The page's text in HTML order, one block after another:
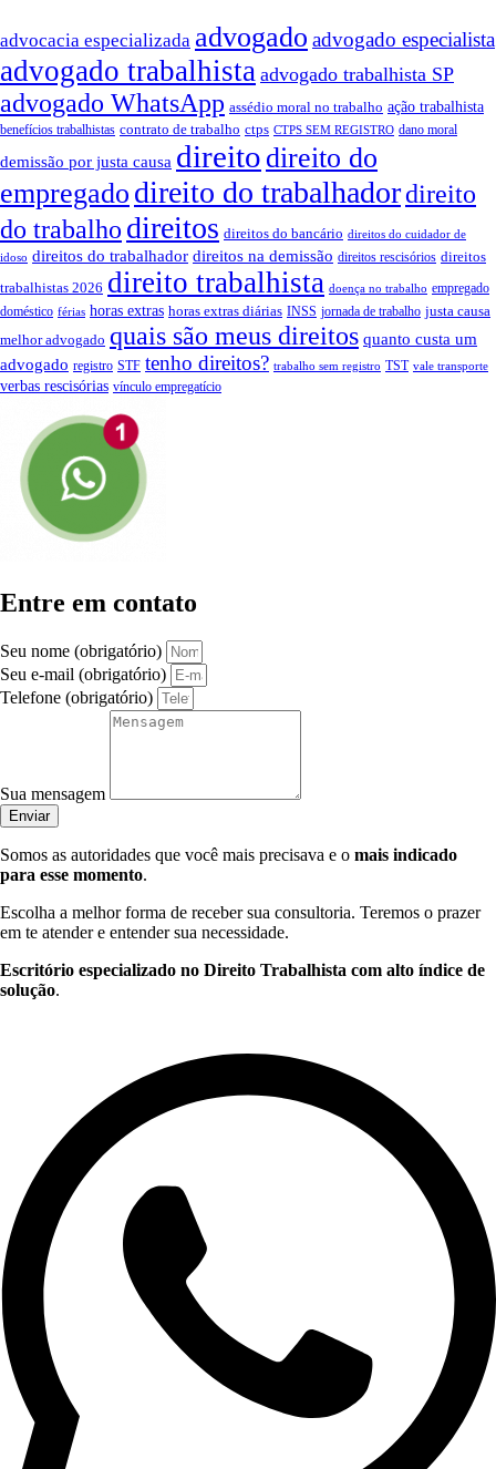
advocacia especializada advogado advogado especialista
advogado trabalhista advogado trabalhista SP
advogado WhatsApp assédio moral no trabalho ação trabalhista
benefícios trabalhistas contrato de trabalho ctps CTPS SEM REGISTRO dano moral
demissão por justa causa direito direito do
empregado direito do trabalhadordireito
do trabalho direitos direitos do bancário direitos do cuidador de
idoso direitos do trabalhador direitos na demissão direitos rescisórios direitos
trabalhistas 2026 direito trabalhista doença no trabalho empregado
doméstico férias horas extras horas extras diárias INSS jornada de trabalho justa causa
melhor advogado quais são meus direitos quanto custa um
advogado registro STF tenho direitos? trabalho sem registro TST vale transporte
verbas rescisórias vínculo empregatício
Entre em contato
Seu nome (obrigatório)
Seu e-mail (obrigatório)
Telefone (obrigatório)
Sua mensagem
Enviar
Somos as autoridades que você mais precisava e o mais indicado
para esse momento.
Escolha a melhor forma de receber sua consultoria. Teremos o prazer
em te atender e entender sua necessidade.
Escritório especializado no Direito Trabalhista com alto índice de
solução.